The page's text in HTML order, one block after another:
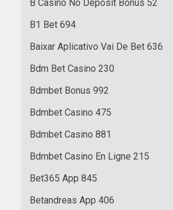
B Casino No Deposit Bonus 52
B1 Bet 694
Baixar Aplicativo Vai De Bet 636
Bdm Bet Casino 230
Bdmbet Bonus 992
Bdmbet Casino 475
Bdmbet Casino 881
Bdmbet Casino En Ligne 215
Bet365 App 845
Betandreas App 406